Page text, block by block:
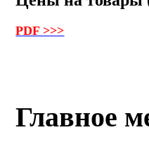
PDF >>>
Главное